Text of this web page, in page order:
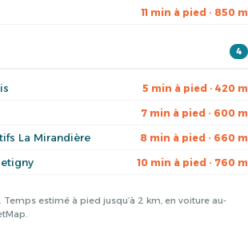
11 min à pied · 850 m
4
5 min à pied · 420 m
7 min à pied · 600 m
La Mirandière 8 min à pied · 660 m
10 min à pied · 760 m
Temps estimé à pied jusqu’à 2 km, en voiture au-